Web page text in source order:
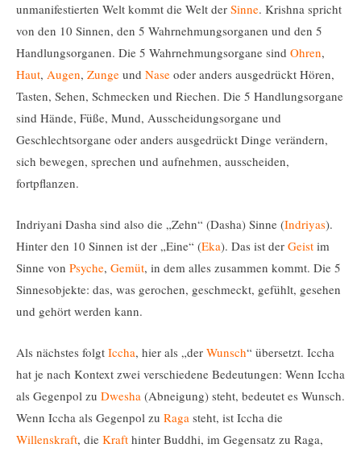
unmanifestierten Welt kommt die Welt der Sinne. Krishna spricht
von den 10 Sinnen, den 5 Wahrnehmungsorganen und den 5
Handlungsorganen. Die 5 Wahrnehmungsorgane sind Ohren,
Haut, Augen, Zunge und Nase oder anders ausgedrückt Hören,
Tasten, Sehen, Schmecken und Riechen. Die 5 Handlungsorgane
sind Hände, Füße, Mund, Ausscheidungsorgane und
Geschlechtsorgane oder anders ausgedrückt Dinge verändern,
sich bewegen, sprechen und aufnehmen, ausscheiden,
fortpflanzen.
Indriyani Dasha sind also die „Zehn“ (Dasha) Sinne (Indriyas).
Hinter den 10 Sinnen ist der „Eine“ (Eka). Das ist der Geist im
Sinne von Psyche, Gemüt, in dem alles zusammen kommt. Die 5
Sinnesobjekte: das, was gerochen, geschmeckt, gefühlt, gesehen
und gehört werden kann.
Als nächstes folgt Iccha, hier als „der Wunsch“ übersetzt. Iccha
hat je nach Kontext zwei verschiedene Bedeutungen: Wenn Iccha
als Gegenpol zu Dwesha (Abneigung) steht, bedeutet es Wunsch.
Wenn Iccha als Gegenpol zu Raga steht, ist Iccha die
Willenskraft, die Kraft hinter Buddhi, im Gegensatz zu Raga,